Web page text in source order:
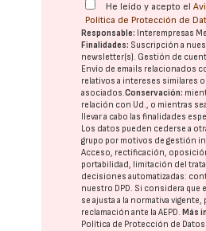
He leído y acepto el
Política de Protección de
Responsable: Interempresas
Finalidades: Suscripción a
newsletter(s). Gestión de
Envío de emails relacionados
relativos a intereses similares o
asociados.Conservación:
relación con Ud., o mientras
llevar a cabo las finalidades
Los datos pueden cederse a
grupo por motivos de gestión
Acceso, rectificación,
portabilidad, limitación del
decisiones automatizadas:
nuestro DPD. Si considera que
se ajusta a la normativa
reclamación ante laAEPD. Más
Política de Protección de Datos